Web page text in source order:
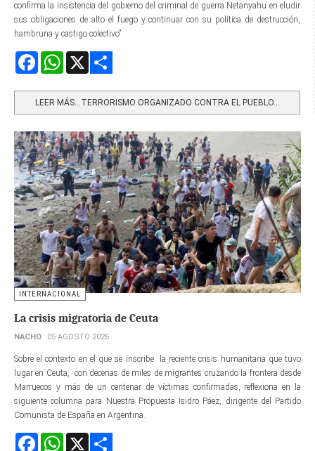
confirma la insistencia del gobierno del criminal de guerra Netanyahu en eludir
sus obligaciones de alto el fuego y continuar con su política de destrucción,
hambruna y castigo colectivo”.
FacebookWhatsApp
LEER MÁS…TERRORISMO ORGANIZADO CONTRA EL PUEBLO...
INTERNACIONAL
La crisis migratoria de Ceuta
NACHO 05 AGOSTO 2026
Sobre el contexto en el que se inscribe la reciente crisis humanitaria que tuvo
lugar en Ceuta, con decenas de miles de migrantes cruzando la frontera desde
Marruecos y más de un centenar de víctimas confirmadas, reflexiona en la
siguiente columna para Nuestra Propuesta Isidro Páez, dirigente del Partido
Comunista de España en Argentina.
FacebookWhatsApp